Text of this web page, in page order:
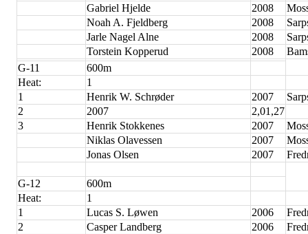
Gabriel Hjelde
2008
Noah A. Fjeldberg
2008
Jarle Nagel Alne
2008
Torstein Kopperud
2008
G-11
600m
Heat:
1
1
Henrik W. Schrøder 2007
2
2007
2,01,27
3
Henrik Stokkenes 2007
Niklas Olavessen
2007
Jonas Olsen
2007
G-12
600m
Heat:
1
1
Lucas S. Løwen 2006
2
Casper Landberg 2006